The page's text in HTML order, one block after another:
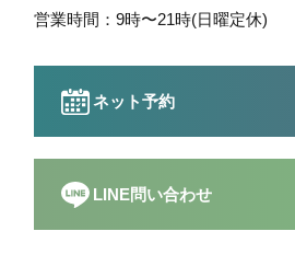
営業時間 9時〜21時(日曜定休)
ネット予約
LINE問い合わせ